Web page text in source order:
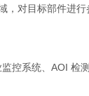
，对目标部件进
控系统、AOI 检